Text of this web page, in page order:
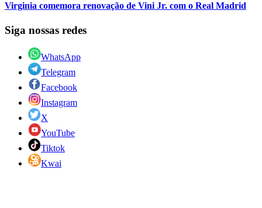
Virginia comemora renovação de Vini Jr. com o Real Madrid
Siga nossas redes
WhatsApp
Telegram
Facebook
Instagram
X
YouTube
Tiktok
Kwai